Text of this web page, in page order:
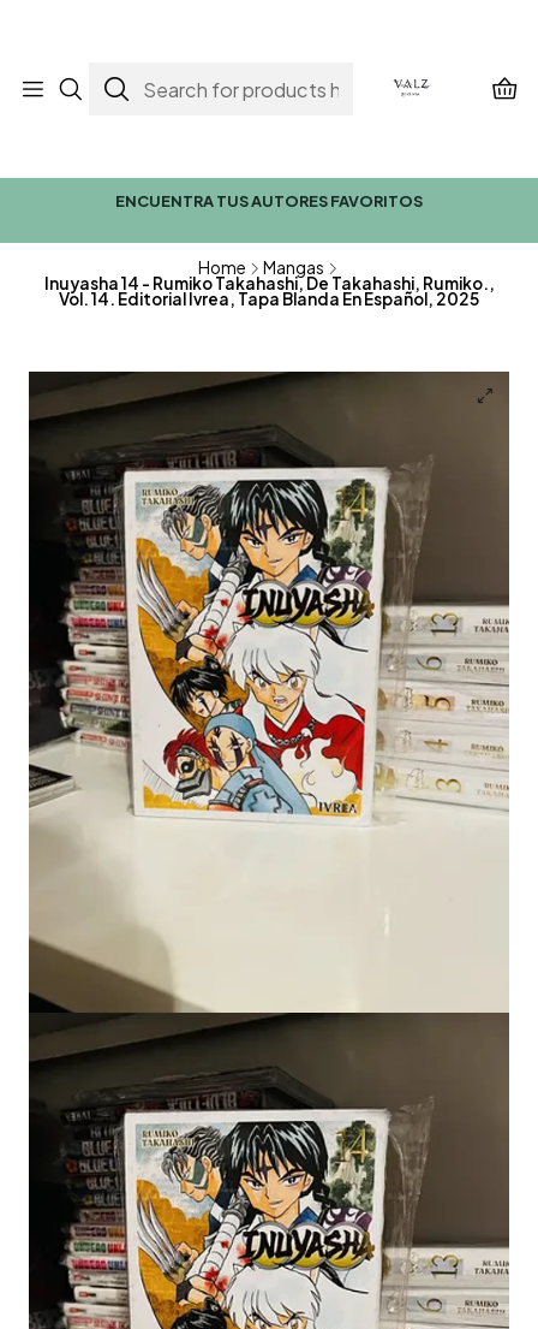
ENCUENTRA TUS AUTORES FAVORITOS
Home Mangas
Inuyasha 14 - Rumiko Takahashi, De Takahashi, Rumiko.,
Vol. 14. Editorial Ivrea, Tapa Blanda En Español, 2025